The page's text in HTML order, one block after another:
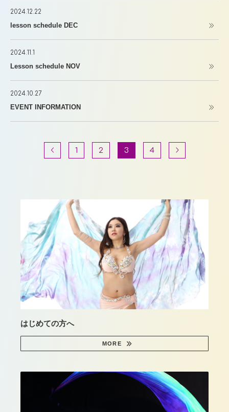
2024.12.22
lesson schedule DEC
2024.11.1
Lesson schedule NOV
2024.10.27
EVENT INFORMATION
1 2 3 4
はじめての方へ
MORE